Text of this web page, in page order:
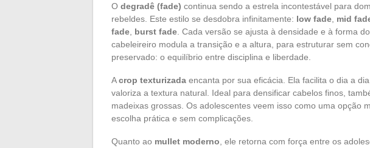
O degradê (fade) continua sendo a estrela incontestável para
rebeldes. Este estilo se desdobra infinitamente: low fade mid
fade burst fade . Cada versão se ajusta à densidade e à forma
cabeleireiro modula a transição e a altura, para estruturar sem
preservado: o equilíbrio entre disciplina e liberdade.
Acrop texturizada encanta por sua eficácia. Ela facilita o dia a
valoriza a textura natural. Ideal para densificar cabelos finos,
madeixas grossas. Os adolescentes veem isso como uma opção
escolha prática e sem complicações.
Quanto ao mullet moderno , ele retorna com força entre os